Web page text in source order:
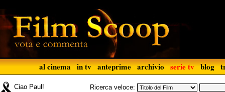
al cinema in tv anteprime archivio serie tv blog
Ciao Paul! Ricerca veloce: